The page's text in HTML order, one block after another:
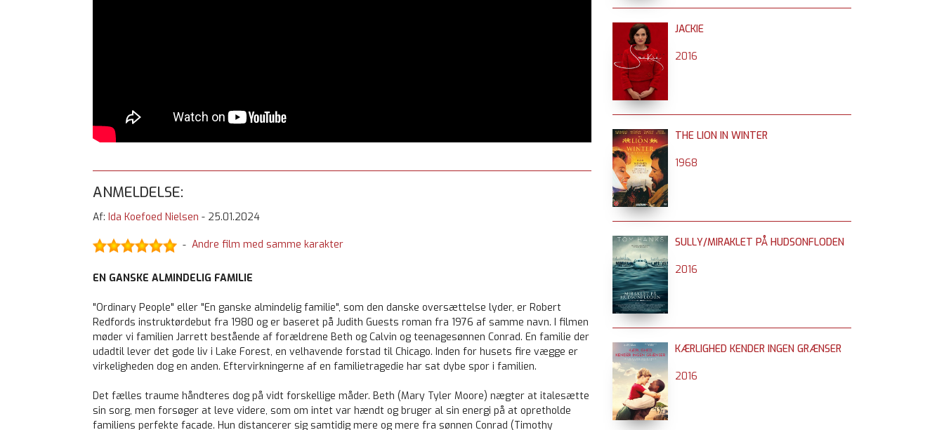
ANMELDELSE:
Af: Ida Koefoed Nielsen - 25.01.2024
- Andre film med samme karakter
EN GANSKE ALMINDELIG FAMILIE
"Ordinary People" eller "En ganske almindelig familie", som den danske oversættelse lyder, er Robert
Redfords instruktørdebut fra 1980 og er baseret på Judith Guests roman fra 1976 af samme navn. I filmen
møder vi familien Jarrett bestående af forældrene Beth og Calvin og teenagesønnen Conrad. En familie der
udadtil lever det gode liv i Lake Forest, en velhavende forstad til Chicago. Inden for husets fire vægge er
virkeligheden dog en anden. Eftervirkningerne af en familietragedie har sat dybe spor i familien.
Det fælles traume håndteres dog på vidt forskellige måder. Beth (Mary Tyler Moore) nægter at italesætte
sin sorg, men forsøger at leve videre, som om intet var hændt og bruger al sin energi på at opretholde
familiens perfekte facade. Hun distancerer sig samtidig mere og mere fra sønnen Conrad (Timothy
JACKIE
2016
THE LION IN WINTER
1968
SULLY/MIRAKLET PÅ HUDSONFLODEN
2016
KÆRLIGHED KENDER INGEN GRÆNSER
2016